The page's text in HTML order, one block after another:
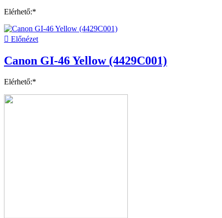
Elérhető:*
 Előnézet
Canon GI-46 Yellow (4429C001)
Elérhető:*